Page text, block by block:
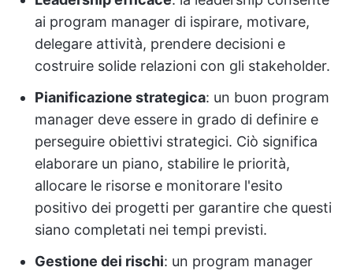
ai program manager di ispirare, motivare,
delegare attività, prendere decisioni e
costruire solide relazioni con gli stakeholder.
Pianificazione strategica: un buon program
manager deve essere in grado di definire e
perseguire obiettivi strategici. Ciò significa
elaborare un piano, stabilire le priorità,
allocare le risorse e monitorare l'esito
positivo dei progetti per garantire che questi
siano completati nei tempi previsti.
Gestione dei rischi: un program manager